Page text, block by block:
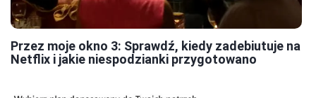
Przez moje okno 3: Sprawdź, kiedy zadebiutuje na
Netflix i jakie niespodzianki przygotowano